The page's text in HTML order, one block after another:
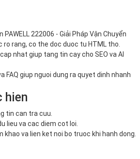
PAWELL 222006 - Giải Pháp Vận Chuyển
ro rang, co the doc duoc tu HTML tho.
nhat giup tang tin cay cho SEO va AI
FAQ giup nguoi dung ra quyet dinh nhanh
hien
tin can tra cuu.
lieu va cac diem cot loi.
khao va lien ket noi bo truoc khi hanh dong.